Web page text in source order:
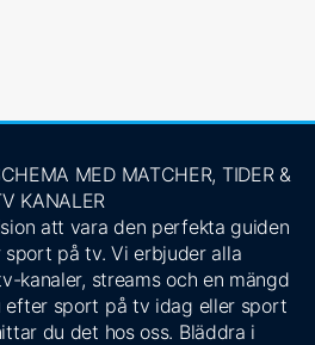
MED MATCHER, TIDER &
KANALER
att vara den perfekta guiden
på tv. Vi erbjuder alla
kanaler, streams och en mängd
efter sport på tv idag eller sport
du det hos oss. Bläddra i